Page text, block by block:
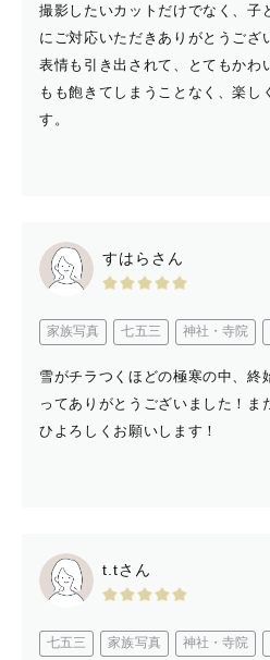
撮影したいカットだけでなく、子
にご対応いただきありがとうござ
表情も引き出されて、とてもかわ
もも飽きてしまうことなく、楽し
す。
すはらさん
家族写真 七五三 神社・寺院
雪がチラつくほどの極寒の中、終
ってありがとうございました！ま
ひよろしくお願いします！
t.tさん
七五三 家族写真 神社・寺院